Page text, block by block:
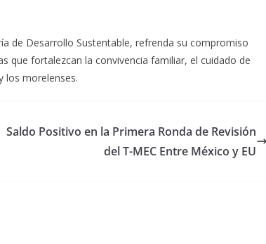
de Desarrollo Sustentable, refrenda su compromiso
que fortalezcan la convivencia familiar, el cuidado de
los morelenses.
Saldo Positivo en la Primera Ronda de Revisión
del T-MEC Entre México y EU